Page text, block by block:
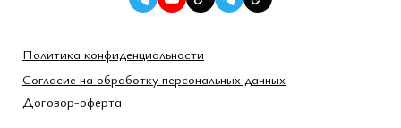
Политика конфиденциальности
Согласие на обработку персональных данных
Договор-оферта